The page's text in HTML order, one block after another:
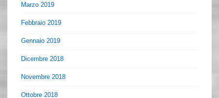
Marzo 2019
Febbraio 2019
Gennaio 2019
Dicembre 2018
Novembre 2018
Ottobre 2018